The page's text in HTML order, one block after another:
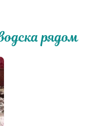
рядом